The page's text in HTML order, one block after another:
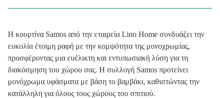
Η κουρτίνα Samos από την εταιρεία Lino Home συνδυάζει την
ευκολία έτοιμη ραφή με την κομψότητα της μονοχρωμίας,
προσφέροντας μια ευέλικτη και εντυπωσιακή λύση για τη
διακόσμηση του χώρου σας. Η συλλογή Samos προτείνει
μονόχρωμα υφάσματα με βάση το βαμβάκι, καθιστώντας την
κατάλληλη για όλους τους χώρους του σπιτιού.